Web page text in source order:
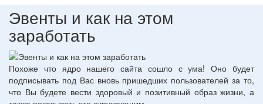
Эвенты и как на этом
заработать
Похоже что ядро нашего сайта сошло с ума! Оно будет
подписывать под Вас вновь пришедших пользователей за то,
что Вы будете вести здоровый и позитивный образ жизни, а